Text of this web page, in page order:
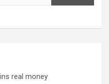
real money